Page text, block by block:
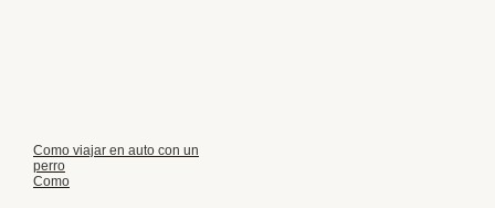
Como viajar en auto con un
perro
Como